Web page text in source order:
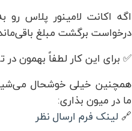
اگه اکانت لامینور پلاس
درخواست برگشت مبلغ
✅ برای این کار لطفاً بهمون در
همچنین خیلی خوشحال
ما در میون بذاری:
🔗 لینک فرم ارسال نظر